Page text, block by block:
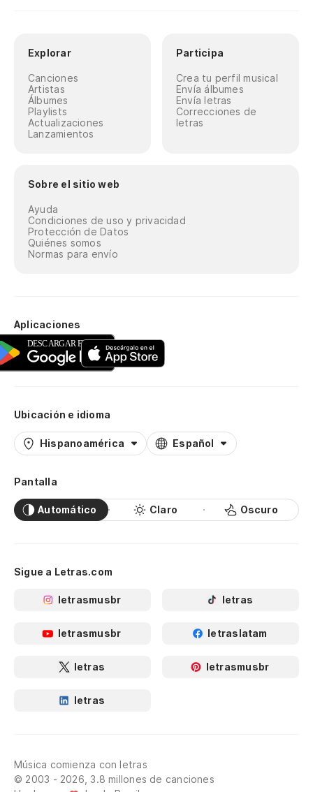
Explorar
Canciones
Artistas
Álbumes
Playlists
Actualizaciones
Lanzamientos
Participa
Crea tu perfil musical
Envía álbumes
Envía letras
Correcciones de
letras
Sobre el sitio web
Ayuda
Condiciones de uso y privacidad
Protección de Datos
Quiénes somos
Normas para envío
Aplicaciones
Ubicación e idioma
Hispanoamérica Español
Pantalla
Automático Claro Oscuro
Sigue a Letras.com
letrasmusbr letras
letrasmusbr letraslatam
letras letrasmusbr
letras
Música comienza con letras
© 2003 - 2026, 3.8 millones de canciones